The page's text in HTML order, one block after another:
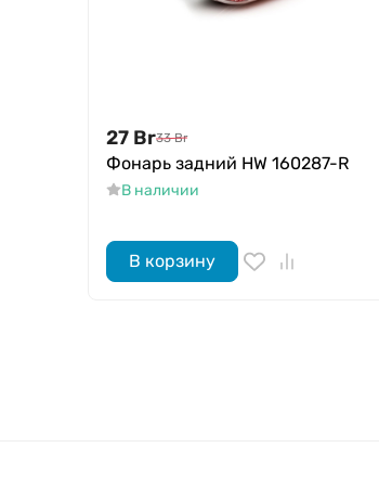
27 Br33 Br
Фонарь задний HW 160287-R
В наличии
В корзину